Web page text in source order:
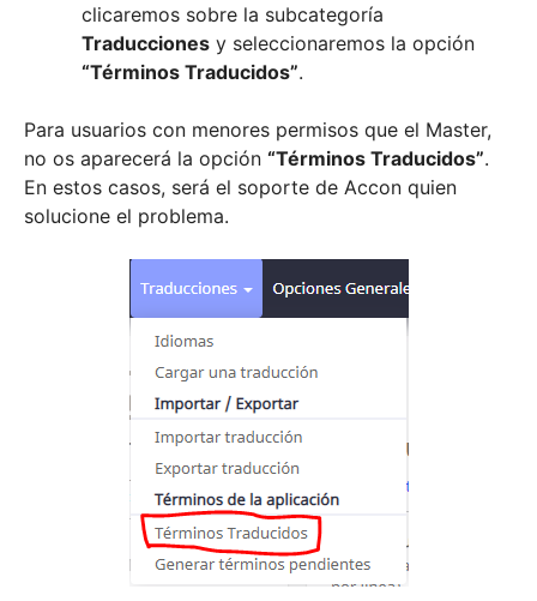
clicaremos sobre la subcategoría
Traducciones y seleccionaremos la opción
“Términos Traducidos”.
Para usuarios con menores permisos que el Master,
no os aparecerá la opción “Términos Traducidos”.
En estos casos, será el soporte de Accon quien
solucione el problema.